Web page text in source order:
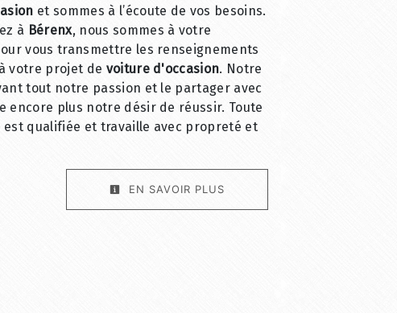
et sommes à l’écoute de vos besoins.
à Bérenx, nous sommes à votre
vous transmettre les renseignements
votre projet de voiture d'occasion. Notre
tout notre passion et le partager avec
encore plus notre désir de réussir. Toute
est qualifiée et travaille avec propreté et
EN SAVOIR PLUS